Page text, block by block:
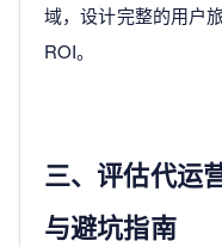
域，设计完整的用户
ROI。
三、评估代运
与避坑指南